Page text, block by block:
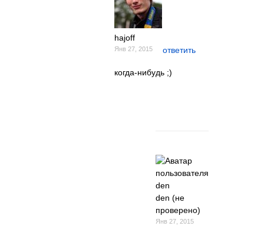
hajoff
Янв 27, 2015 ответить
когда-нибудь ;)
den (не
проверено)
Янв 27, 2015